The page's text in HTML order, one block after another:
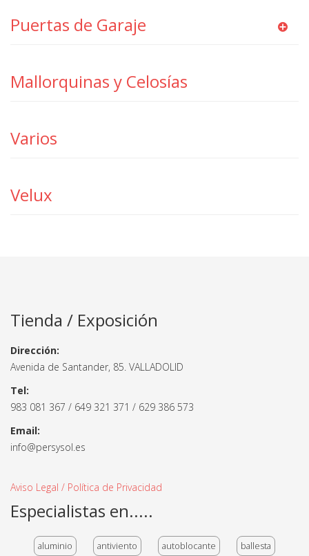
Puertas de Garaje
Mallorquinas y Celosías
Varios
Velux
Tienda / Exposición
Dirección:
Avenida de Santander, 85. VALLADOLID
Tel:
983 081 367 / 649 321 371 / 629 386 573
Email:
info@persysol.es
Aviso Legal / Política de Privacidad
Especialistas en.....
aluminio antiviento autoblocante ballesta